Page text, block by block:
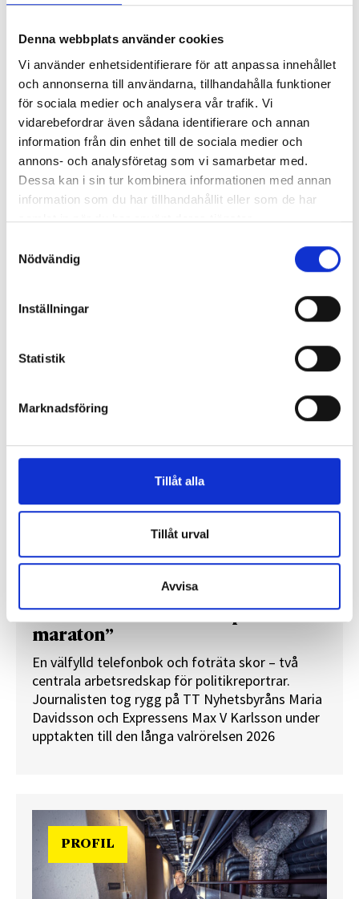
Denna webbplats använder cookies
Vi använder enhetsidentifierare för att anpassa innehållet
och annonserna till användarna, tillhandahålla funktioner
för sociala medier och analysera vår trafik. Vi
vidarebefordrar även sådana identifierare och annan
information från din enhet till de sociala medier och
annons- och analysföretag som vi samarbetar med.
Dessa kan i sin tur kombinera informationen med annan
information som du har tillhandahållit eller som de har
samlat in när du har använt deras tjänster.
Nödvändig
Inställningar
Statistik
Marknadsföring
Tillåt alla
Tillåt urval
Avvisa
Enorma skillnader mellan
chefredaktörerna
Så mycket tjänar dagspresscheferna
”Valåret känns som att sprinta ett
maraton”
En välfylld telefonbok och foträta skor – två
centrala arbetsredskap för politikreportrar.
Journalisten tog rygg på TT Nyhetsbyråns Maria
Davidsson och Expressens Max V Karlsson under
upptakten till den långa valrörelsen 2026
PROFIL